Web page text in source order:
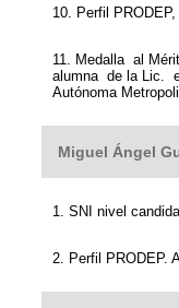
10. Perfil PRODEP,
11. Medalla al
alumna de la Lic.
Autónoma
Miguel Ángel
1. SNI nivel
2. Perfil PRODEP.